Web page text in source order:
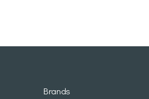
Brands